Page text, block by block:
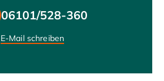
06101/528-360
E-Mail schreiben